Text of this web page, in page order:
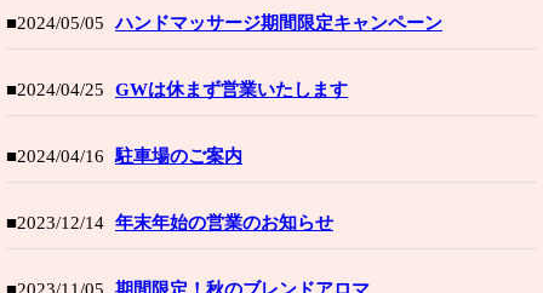
■2024/05/05 ハンドマッサージ期間限定キャンペーン
■2024/04/25 GWは休まず営業いたします
■2024/04/16 駐車場のご案内
■2023/12/14 年末年始の営業のお知らせ